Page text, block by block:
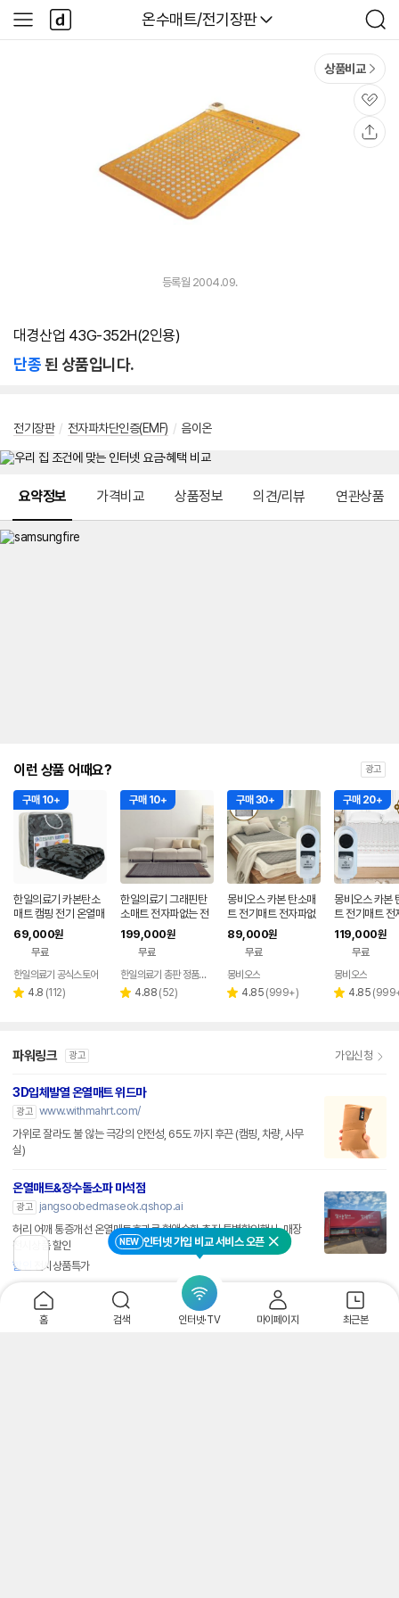
다나와
온수매트/전기장판
검
색
사
이
다
나
와
NEW 인터넷 가입 비교 서비스 오픈 닫기
홈 검색 인터넷·TV 마이페이지 최근본
상품비교
관
심
등록월 2004.09.
대경산업 43G-352H(2인용)
단종된 상품입니다.
전기장판 / 전자파차단인증(EMF) / 음이온
요약정보 가격비교 상품정보 의견/리뷰 연관상품
이런 상품 어때요? 광고
구매 10+
한일의료기 카본탄소
매트 캠핑 전기 온열매
트 캠핑용 전기장판 여
행용 미니 전기요 중
69,000원
무료
한일의료기 공식스토어
별 4.8 리
(112)
구매 10+
한일의료기 그래핀탄
소매트 전자파없는 전
기장판 온열매트 싱글
1인용 분리난방
199,000원
무료
한일의료기 총판 정품스토어
별 4.88 리
(52)
구매 30+
몽비오스 카본 탄소매
트 전기매트 전자파없
는 그래핀 온열매트 침
대 전기장판 퀸, 150x
200cm, 연그레이
89,000원
무료
몽비오스
별 4.85 리
(999+)
구매 20+
몽비오스 카본
트 전기매트 전
는 그래핀 온열
대 전기장판 킹
방),
프트 베이지
119,000원
무료
몽비오스
별 4.85 리
(
파워링크 광고 가입신청
3D입체발열 온열매트 위드마
광고 www.withmahrt.com/
가위로 잘라도 불 않는 극강의 안전성, 65도 까지 후끈 (캠핑, 차량, 사무
실)
온열매트&장수돌소파 마석점
광고
jangsoobedmaseok.qshop.ai
허리 어깨 통증개선 온열매트효과로 혈액순환 촉진 특별할인행사, 매장
전시상품 할인
할인
전시상품특가
일산가구거리 미호디자인가구
blog.naver.com/dkdldhs5777
전
이
지